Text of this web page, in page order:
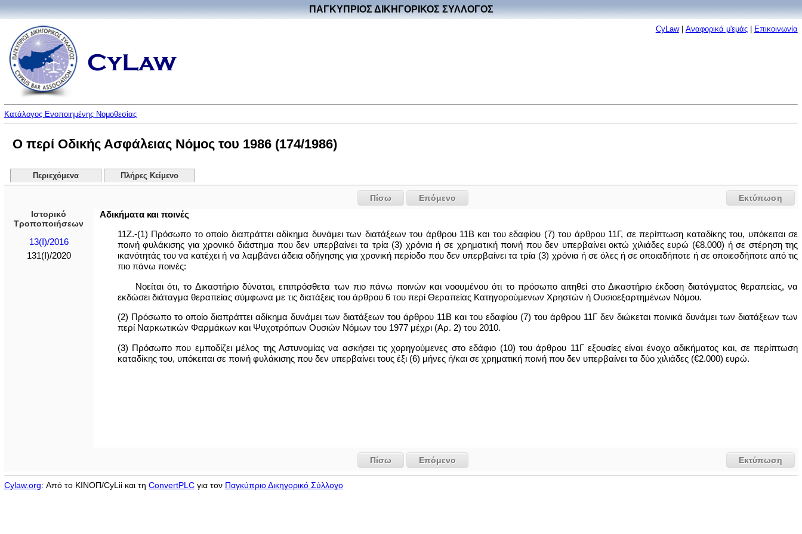
ΠΑΓΚΥΠΡΙΟΣ ΔΙΚΗΓΟΡΙΚΟΣ ΣΥΛΛΟΓΟΣ
CyLaw| Αναφορικά μ'εμάς| Επικοινωνία
Κατάλογος Ενοποιημένης Νομοθεσίας
Ο περί Οδικής Ασφάλειας Νόμος του 1986 (174/1986)
Περιεχόμενα Πλήρες Κείμενο
Εκτύπωση
Πίσω
Επόμενο
Ιστορικό
Τροποποιήσεων
13(I)/2016
131(I)/2020
Αδικήματα και ποινές
11Ζ.-(1) Πρόσωπο το οποίο διαπράττει αδίκημα δυνάμει των διατάξεων του άρθρου 11Β και του εδαφίου (7) του άρθρου 11Γ, σε περίπτωση καταδίκης του, υπόκειται σε
ποινή φυλάκισης για χρονικό διάστημα που δεν υπερβαίνει τα τρία (3) χρόνια ή σε χρηματική ποινή που δεν υπερβαίνει οκτώ χιλιάδες ευρώ (€8.000) ή σε στέρηση της
ικανότητάς του να κατέχει ή να λαμβάνει άδεια οδήγησης για χρονική περίοδο που δεν υπερβαίνει τα τρία (3) χρόνια ή σε όλες ή σε οποιαδήποτε ή σε οποιεσδήποτε από τις
πιο πάνω ποινές:
Νοείται ότι, το Δικαστήριο δύναται, επιπρόσθετα των πιο πάνω ποινών και νοουμένου ότι το πρόσωπο αιτηθεί στο Δικαστήριο έκδοση διατάγματος θεραπείας, να
εκδώσει διάταγμα θεραπείας σύμφωνα με τις διατάξεις του άρθρου 6 του περί Θεραπείας Κατηγορούμενων Χρηστών ή Ουσιοεξαρτημένων Νόμου.
(2) Πρόσωπο το οποίο διαπράττει αδίκημα δυνάμει των διατάξεων του άρθρου 11Β και του εδαφίου (7) του άρθρου 11Γ δεν διώκεται ποινικά δυνάμει των διατάξεων των
περί Ναρκωτικών Φαρμάκων και Ψυχοτρόπων Ουσιών Νόμων του 1977 μέχρι (Αρ. 2) του 2010.
(3) Πρόσωπο που εμποδίζει μέλος της Αστυνομίας να ασκήσει τις χορηγούμενες στο εδάφιο (10) του άρθρου 11Γ εξουσίες είναι ένοχο αδικήματος και, σε περίπτωση
καταδίκης του, υπόκειται σε ποινή φυλάκισης που δεν υπερβαίνει τους έξι (6) μήνες ή/και σε χρηματική ποινή που δεν υπερβαίνει τα δύο χιλιάδες (€2.000) ευρώ.
Εκτύπωση
Πίσω Επόμενο
Cylaw.org: Από το ΚΙΝOΠ/CyLii και τη ConvertPLCγια τον Παγκύπριο Δικηγορικό Σύλλογο